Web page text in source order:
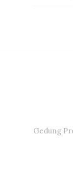
Gedung